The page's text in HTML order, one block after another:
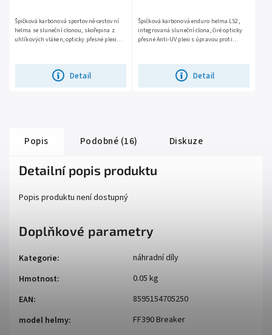
Detail
Špičková karbonová sportovně-cestovní
helma se sluneční clonou, skořepina z
uhlíkových vláken, opticky přesné plexi
Detail
Špičková karbonová enduro helma LS2,
integrovaná sluneční clona, čiré opticky
přesné Anti-UV plexi s úpravou proti
Popis Podobné (16) Diskuze
Detailní popis produktu
Popis produktu není dostupný
Doplňkové parametry
Kategorie:
náhradní díly
Hmotnost:
0.05 kg
EAN:
8595154705250
model helmy:
FF390 Breaker